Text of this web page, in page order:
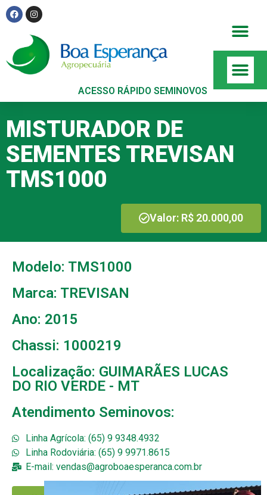
ACESSO RÁPIDO SEMINOVOS
MISTURADOR DE
SEMENTES TREVISAN
TMS1000
Valor: R$ 20.000,00
Modelo: TMS1000
Marca: TREVISAN
Ano: 2015
Chassi: 1000219
Localização: GUIMARÃES LUCAS
DO RIO VERDE - MT
Atendimento Seminovos:
Linha Agrícola: (65) 9 9348.4932
Linha Rodoviária: (65) 9 9971.8615
E-mail: vendas@agroboaesperanca.com.br